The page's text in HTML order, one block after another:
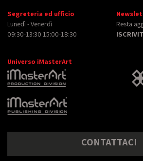
Segreteria ed ufficio
Lunedì - Venerdì
09:30-13:30 15:00-18:30
Resta
Universo iMasterArt
CONTATTACI